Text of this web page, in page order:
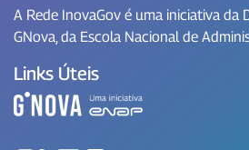
A Rede InovaGov é uma iniciativa da
GNova, da Escola Nacional de
Links Úteis